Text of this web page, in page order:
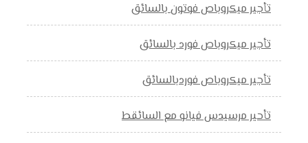
تأجير ميكروباص فوتون بالسائق
تأجير ميكروباص فورد بالسائق
تأجير ميكروباص فوردبالسائق
تأحير مرسيدس فيانو مع السائقط